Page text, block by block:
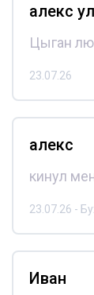
алекс
Цыган
23.07.26
алекс
кинул
23.07.26 -
Иван